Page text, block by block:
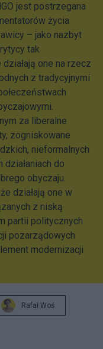
jest postrzegana
życia
– jako nazbyt
tak
one na rzecz
z tradycyjnymi
za liberalne
zogniskowane
nieformalnych
do
obyczaju.
działają one w
z niską
partii politycznych
pozarządowych
modernizacji
Rafał Woś